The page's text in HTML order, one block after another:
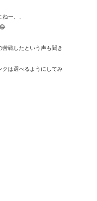
ー、、
戦したという声も聞き
クは選べるようにしてみ